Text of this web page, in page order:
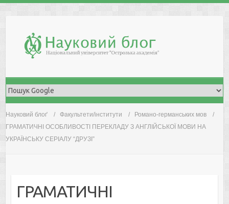
Науковий блоґ Факультети/інститути
Романо-германських мов
ГРАМАТИЧНІ ОСОБЛИВОСТІ ПЕРЕКЛАДУ З АНГЛІЙСЬКОЇ МОВИ НА
УКРАЇНСЬКУ СЕРІАЛУ “ДРУЗІ”
ГРАМАТИЧНІ